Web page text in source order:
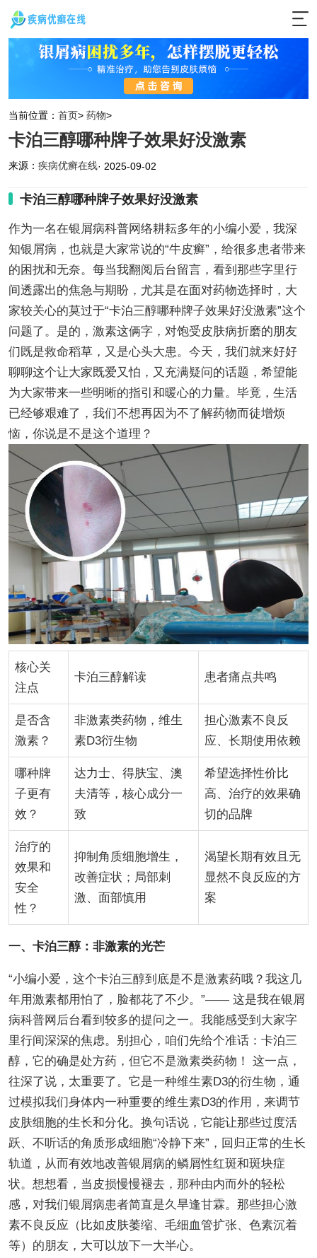
当前位置： 首页> 药物>
卡泊三醇哪种牌子效果好没激素
来源： 疾病优癣在线· 2025-09-02
卡泊三醇哪种牌子效果好没激素
作为一名在银屑病科普网络耕耘多年的小编小爱，我深
知银屑病，也就是大家常说的“牛皮癣”，给很多患者带来
的困扰和无奈。每当我翻阅后台留言，看到那些字里行
间透露出的焦急与期盼，尤其是在面对药物选择时，大
家较关心的莫过于“卡泊三醇哪种牌子效果好没激素”这个
问题了。是的，激素这俩字，对饱受皮肤病折磨的朋友
们既是救命稻草，又是心头大患。今天，我们就来好好
聊聊这个让大家既爱又怕，又充满疑问的话题，希望能
为大家带来一些明晰的指引和暖心的力量。毕竟，生活
已经够艰难了，我们不想再因为不了解药物而徒增烦
恼，你说是不是这个道理？
核心关
注点
卡泊三醇解读 患者痛点共鸣
是否含
激素？
非激素类药物，维生
素D3衍生物
担心激素不良反
应、长期使用依赖
哪种牌
子更有
效？
达力士、得肤宝、澳
夫清等，核心成分一
致
希望选择性价比
高、治疗的效果确
切的品牌
治疗的
效果和
安全
性？
抑制角质细胞增生，
改善症状；局部刺
激、面部慎用
渴望长期有效且无
显然不良反应的方
案
一、卡泊三醇：非激素的光芒
“小编小爱，这个卡泊三醇到底是不是激素药哦？我这几
年用激素都用怕了，脸都花了不少。”—— 这是我在银屑
病科普网后台看到较多的提问之一。我能感受到大家字
里行间深深的焦虑。别担心，咱们先给个准话：卡泊三
醇，它的确是处方药，但它不是激素类药物！ 这一点，
往深了说，太重要了。它是一种维生素D3的衍生物，通
过模拟我们身体内一种重要的维生素D3的作用，来调节
皮肤细胞的生长和分化。换句话说，它能让那些过度活
跃、不听话的角质形成细胞“冷静下来”，回归正常的生长
轨道，从而有效地改善银屑病的鳞屑性红斑和斑块症
状。想想看，当皮损慢慢褪去，那种由内而外的轻松
感，对我们银屑病患者简直是久旱逢甘霖。那些担心激
素不良反应（比如皮肤萎缩、毛细血管扩张、色素沉着
等）的朋友，大可以放下一大半心。